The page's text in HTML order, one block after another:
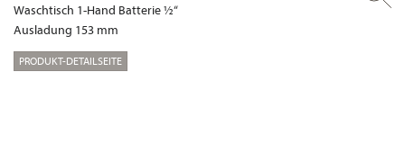
Waschtisch 1-Hand Batterie ½“
Ausladung 153 mm
PRODUKT-DETAILSEITE